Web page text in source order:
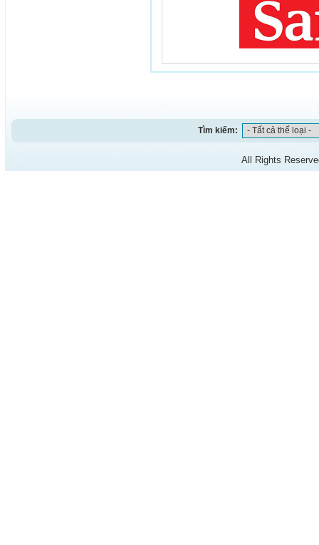
Tìm kiếm:
All Rights